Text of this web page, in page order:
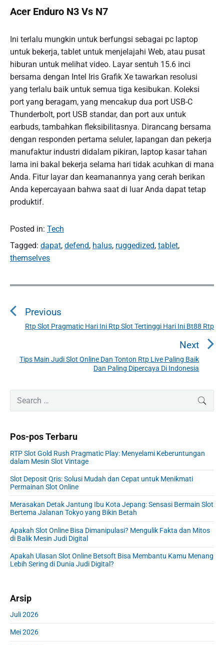
Acer Enduro N3 Vs N7
Ini terlalu mungkin untuk berfungsi sebagai pc laptop
untuk bekerja, tablet untuk menjelajahi Web, atau pusat
hiburan untuk melihat video. Layar sentuh 15.6 inci
bersama dengan Intel Iris Grafik Xe tawarkan resolusi
yang terlalu baik untuk semua tiga kesibukan. Koleksi
port yang beragam, yang mencakup dua port USB-C
Thunderbolt, port USB standar, dan port aux untuk
earbuds, tambahkan fleksibilitasnya. Dirancang bersama
dengan responden pertama seluler, lapangan dan pekerja
manufaktur industri didalam pikiran, laptop kasar tahan
lama ini bakal bekerja selama hari tidak acuhkan di mana
Anda. Fitur layar dan keamanannya yang cerah berikan
Anda kepercayaan bahwa saat di luar Anda dapat tetap
produktif.
Posted in: Tech
Tagged: dapat, defend, halus, ruggedized, tablet,
themselves
N
v
p
o
Previous
P
v
o
u
o
s
t
:
Rtp Slot Pragmatic Hari Ini Rtp Slot Tertinggi Hari Ini Bt88 Rtp
Next
N
e
t
p
Tips Main Judi Slot Online Dan Tonton Rtp Live Paling Baik
Dan Paling Dipercaya Di Indonesia
a
y
i
d
e
b
r
c
h
f
r
Pos-pos Terbaru
RTP Slot Gold Rush Pragmatic Play: Menyelami Keberuntungan
dalam Mesin Slot Vintage
Slot Deposit Qris: Solusi Mudah dan Cepat untuk Menikmati
Permainan Slot Online
Merasakan Detak Jantung Ibu Kota Jepang: Sensasi Bermain Slot
Bertema Jalanan Tokyo yang Bikin Betah
Apakah Slot Online Bisa Dimanipulasi? Mengulik Fakta dan Mitos
di Balik Mesin Judi Digital
Apakah Ulasan Slot Online Betsoft Bisa Membantu Kamu Menang
Lebih Sering di Dunia Judi Digital?
Arsip
Juli 2026
Mei 2026